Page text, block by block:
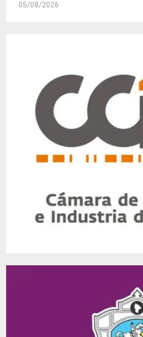
05/08/2026